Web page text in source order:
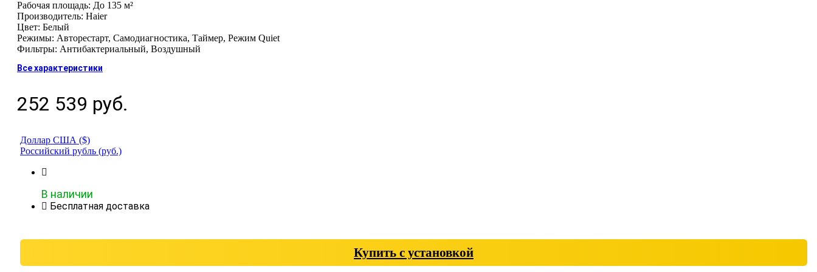
Рабочая площадь: До 135 м²
Производитель: Haier
Цвет: Белый
Режимы: Авторестарт, Самодиагностика, Таймер, Режим Quiet
Фильтры: Антибактериальный, Воздушный
Все характеристики
252 539 руб.
Доллар США ($)
Российский рубль (руб.)
В наличии
Бесплатная доставка
Купить с установкой